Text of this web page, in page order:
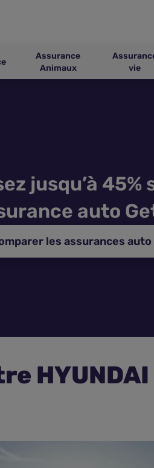
Assurance
Animaux
vie
jusqu’à 45%
auto
les assurances auto
HYUNDAI